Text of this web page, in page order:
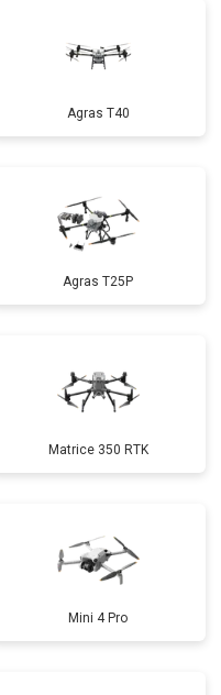
Agras T40
Agras T25P
Matrice 350 RTK
Mini 4 Pro